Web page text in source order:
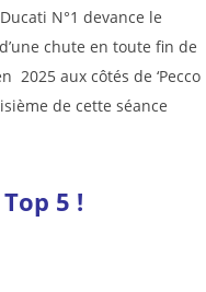
N°1 devance le
chute en toute fin de
2025 aux côtés de ‘Pecco
de cette séance
5 !